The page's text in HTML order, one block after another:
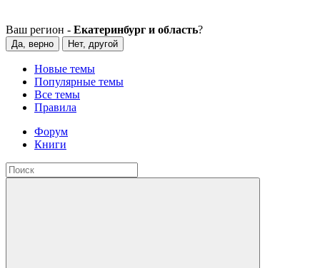
Ваш регион - Екатеринбург и область?
Да, верно Нет, другой
Новые темы
Популярные темы
Все темы
Правила
Форум
Книги